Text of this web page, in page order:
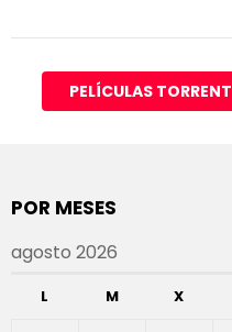
PELÍCULAS TORRENT
POR MESES
agosto 2026
L M X